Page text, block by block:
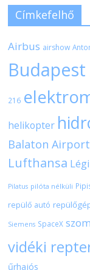
Címkefelhő
Airbus airshow
216
helikopter
Balaton Airport
Lufthansa
Pilatus pilóta nélküli
repülő autó
Siemens SpaceX
vidéki
űrhajós